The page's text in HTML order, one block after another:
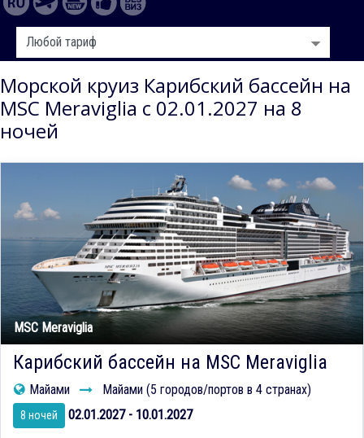
Морской круиз Карибский бассейн на
MSC Meraviglia с 02.01.2027 на 8
ночей
MSC Meraviglia
Карибский бассейн на MSC Meraviglia
Майами Майами (5 городов/портов в 4 странах)
8 ночей 02.01.2027 - 10.01.2027